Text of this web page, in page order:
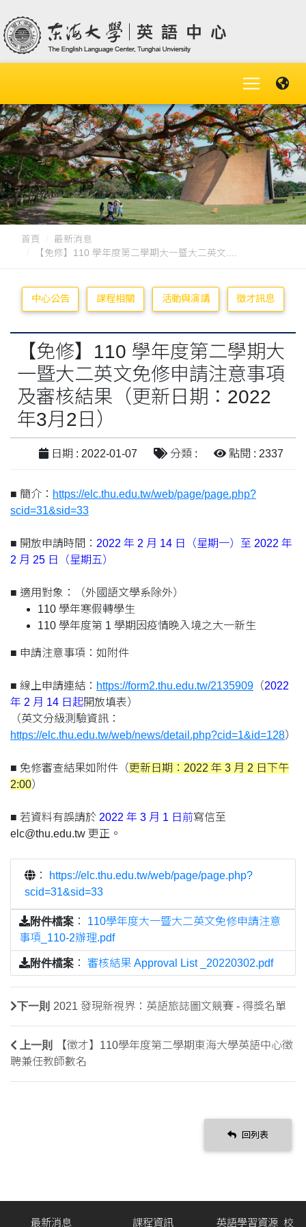
首頁
最新消息
【免修】110 學年度第二學期大一暨大二英文....
中心公告 課程相關 活動與演講 徵才訊息
【免修】110 學年度第二學期大
一暨大二英文免修申請注意事項
及審核結果（更新日期：2022
年3月2日）
日期 : 2022-01-07 分類 : 點閱 : 2337
■ 簡介： https://elc.thu.edu.tw/web/page/page.php?
scid=31&sid=33
■ 開放申請時間： 2022 年 2 月 14 日（星期一）至 2022 年
2 月 25 日（星期五）
■ 適用對象：（外國語文學系除外）
110 學年寒假轉學生
110 學年度第 1 學期因疫情晚入境之大一新生
■ 申請注意事項：如附件
■ 線上申請連結： https://form2.thu.edu.tw/2135909 （2022
年 2 月 14 日起開放填表）
（英文分級測驗資訊：
https://elc.thu.edu.tw/web/news/detail.php?cid=1&id=128）
■ 免修審查結果如附件（更新日期：2022 年 3 月 2 日下午
2:00）
■ 若資料有誤請於 2022 年 3 月 1 日前寫信至
elc@thu.edu.tw 更正。
：
https://elc.thu.edu.tw/web/page/page.php?
scid=31&sid=33
附件檔案 ： 110學年度大一暨大二英文免修申請注意
事項_110-2辦理.pdf
附件檔案 ： 審核結果 Approval List _20220302.pdf
下一則 2021 發現新視界：英語旅誌圖文競賽 - 得獎名單
上一則
【徵才】110學年度第二學期東海大學英語中心徵
聘兼任教師數名
回列表
最新消息 課程資訊 英語學習資源_校